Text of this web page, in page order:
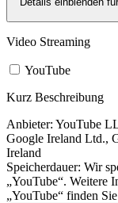
Video Streaming
YouTube
Kurz Beschreibung
Anbieter: YouTube
Google Ireland Ltd.,
Ireland
Speicherdauer: Wir
„YouTube“. Weitere
„YouTube“ finden